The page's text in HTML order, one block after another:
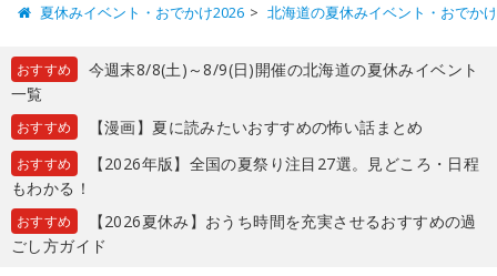
夏休みイベント・おでかけ2026 北海道の夏休みイベント・おでか
おすすめ
今週末8/8(土)～8/9(日)開催の北海道の夏休みイベント
一覧
おすすめ 【漫画】夏に読みたいおすすめの怖い話まとめ
おすすめ
【2026年版】全国の夏祭り注目27選。見どころ・日程
もわかる！
おすすめ
【2026夏休み】おうち時間を充実させるおすすめの過
ごし方ガイド